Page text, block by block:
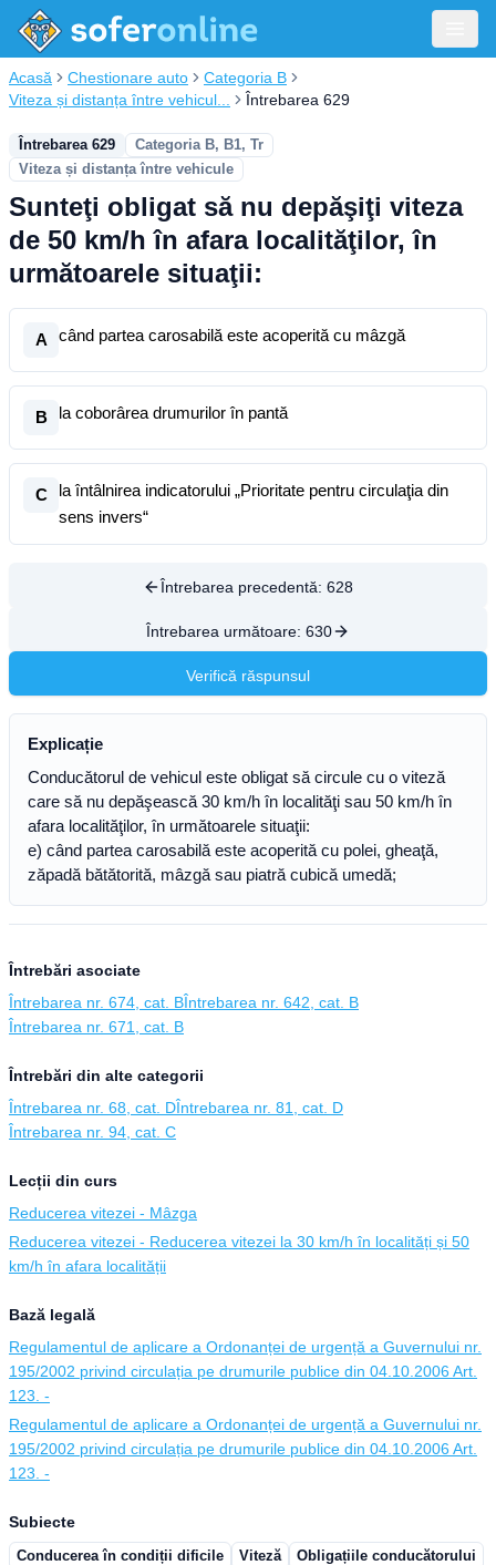
Acasă Chestionare auto
Categoria B
Viteza și distanța între vehicul...
Întrebarea 629
Întrebarea 629
Categoria B, B1, Tr
Viteza și distanța între vehicule
Sunteţi obligat să nu depăşiţi viteza
de 50 km/h în afara localităţilor, în
următoarele situaţii:
A când partea carosabilă este acoperită cu mâzgă
B la coborârea drumurilor în pantă
C
la întâlnirea indicatorului „Prioritate pentru circulaţia din
sens invers“
Întrebarea precedentă: 628
Întrebarea următoare: 630
Verifică răspunsul
Explicație
Conducătorul de vehicul este obligat să circule cu o viteză
care să nu depăşească 30 km/h în localităţi sau 50 km/h în
afara localităţilor, în următoarele situaţii:
e) când partea carosabilă este acoperită cu polei, gheaţă,
zăpadă bătătorită, mâzgă sau piatră cubică umedă;
Întrebări asociate
Întrebarea nr. 674, cat. BÎntrebarea nr. 642, cat. B
Întrebarea nr. 671, cat. B
Întrebări din alte categorii
Întrebarea nr. 68, cat. DÎntrebarea nr. 81, cat. D
Întrebarea nr. 94, cat. C
Lecții din curs
Reducerea vitezei - Mâzga
Reducerea vitezei - Reducerea vitezei la 30 km/h în localități și 50
km/h în afara localității
Bază legală
Regulamentul de aplicare a Ordonanței de urgență a Guvernului nr.
195/2002 privind circulația pe drumurile publice din 04.10.2006 Art.
123. -
Regulamentul de aplicare a Ordonanței de urgență a Guvernului nr.
195/2002 privind circulația pe drumurile publice din 04.10.2006 Art.
123. -
Subiecte
Conducerea în condiții dificile Viteză Obligațiile conducătorului